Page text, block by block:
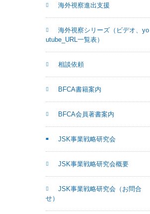
海外視察進出支援
海外視察シリーズ（ビデオ、yo
utube_URL一覧表）
相談依頼
BFCA書籍案内
BFCA会員著書案内
JSK事業戦略研究会
JSK事業戦略研究会概要
JSK事業戦略研究会（お問合
せ）